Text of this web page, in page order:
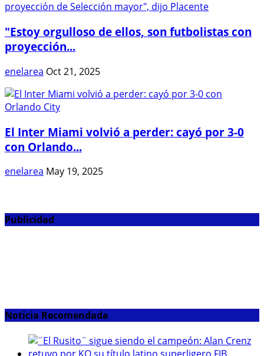
"Estoy orgulloso de ellos, son futbolistas con
proyección...
enelarea Oct 21, 2025
El Inter Miami volvió a perder: cayó por 3-0
con Orlando...
enelarea May 19, 2025
Publicidad
Noticia Recomendada